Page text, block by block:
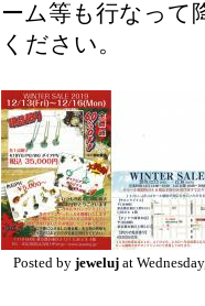
ーム等も行なって
ください。
Posted by jeweluj at